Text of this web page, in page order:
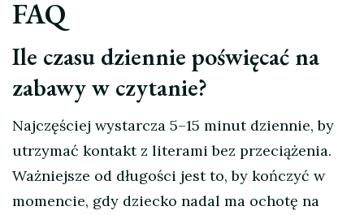
FAQ
Ile czasu dziennie poświęcać na
zabawy w czytanie?
Najczęściej wystarcza 5–15 minut dziennie, by
utrzymać kontakt z literami bez przeciążenia.
Ważniejsze od długości jest to, by kończyć w
momencie, gdy dziecko nadal ma ochotę na